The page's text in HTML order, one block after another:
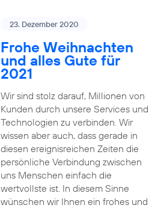
23. Dezember 2020
Frohe Weihnachten
und alles Gute für
2021
Wir sind stolz darauf, Millionen von
Kunden durch unsere Services und
Technologien zu verbinden. Wir
wissen aber auch, dass gerade in
diesen ereignisreichen Zeiten die
persönliche Verbindung zwischen
uns Menschen einfach die
wertvollste ist. In diesem Sinne
wünschen wir Ihnen ein frohes und